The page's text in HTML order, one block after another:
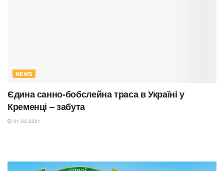
NEWS
Єдина санно-бобслейна траса в Україні у
Кременці – забута
01.03.2021